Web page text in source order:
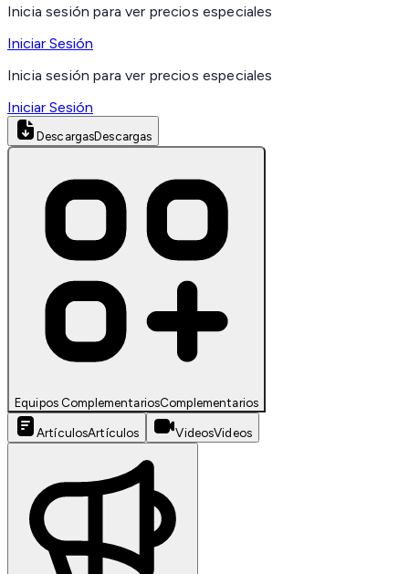
Inicia sesión para ver precios especiales
Iniciar Sesión
Inicia sesión para ver precios especiales
Iniciar Sesión
DescargasDescargas
Equipos ComplementariosComplementarios
ArtículosArtículos VideosVideos